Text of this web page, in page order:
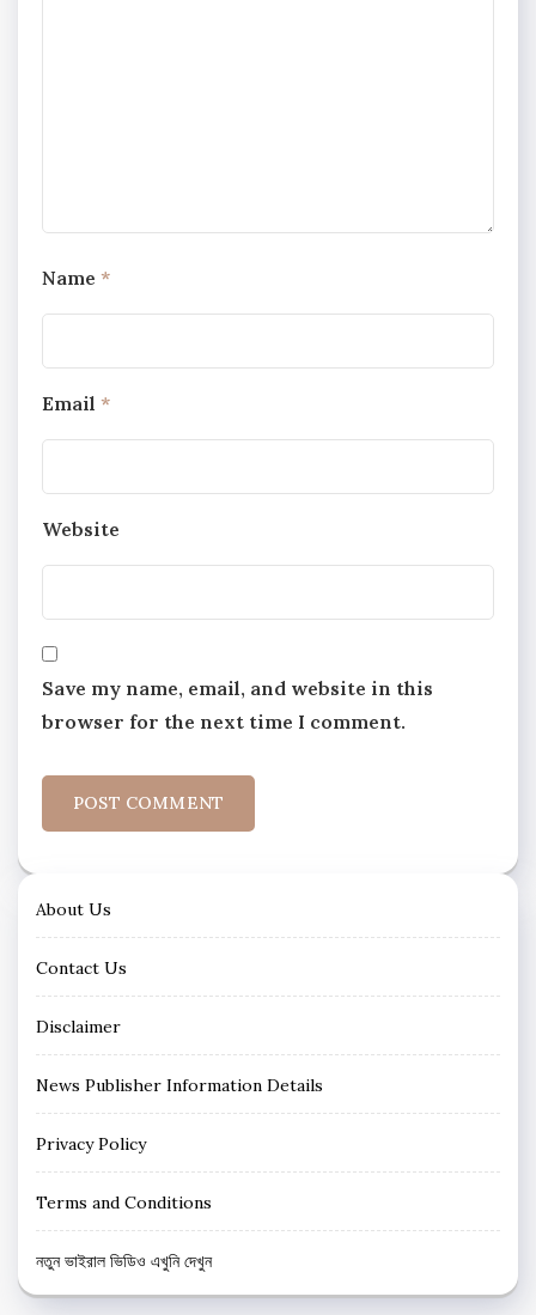
Name *
Email *
Website
Save my name, email, and website in this
browser for the next time I comment.
About Us
Contact Us
Disclaimer
News Publisher Information Details
Privacy Policy
Terms and Conditions
নতুন ভাইরাল ভিডিও এখুনি দেখুন